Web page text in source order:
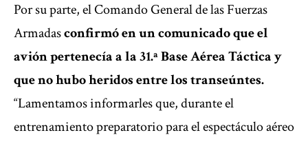
Por su parte, el Comando General de las Fuerzas
Armadasconfirmó en un comunicado que el
avión pertenecía a la 31.ª Base Aérea Táctica y
que no hubo heridos entre los transeúntes.
“Lamentamos informarles que, durante el
entrenamiento preparatorio para el espectáculo aéreo